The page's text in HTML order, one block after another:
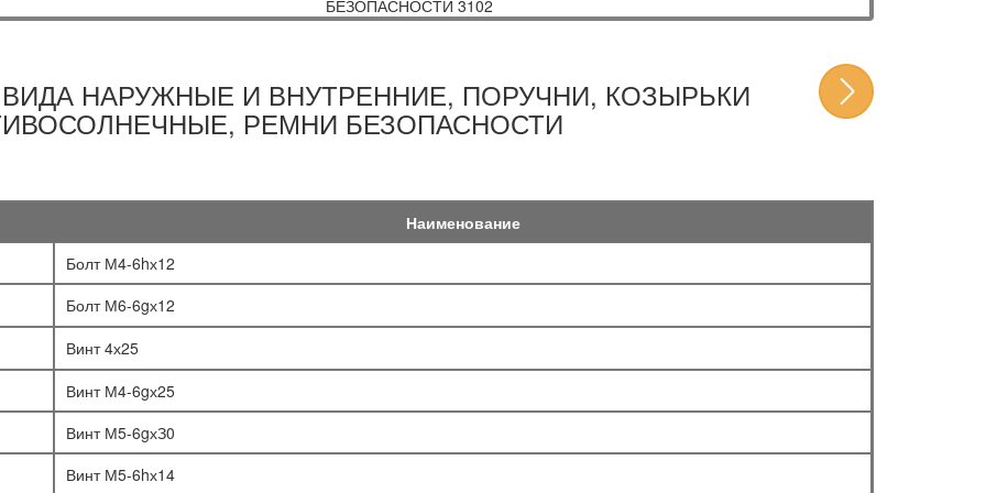
НАРУЖНЫЕ И ВНУТРЕННИЕ, ПОРУЧНИ, КОЗЫРЬКИ
РЕМНИ БЕЗОПАСНОСТИ
Наименование
Болт М4-6hх12
Болт М6-6gх12
Винт 4х25
Винт М4-6gх25
Винт М5-6gхЗ0
Винт М5-6hх14